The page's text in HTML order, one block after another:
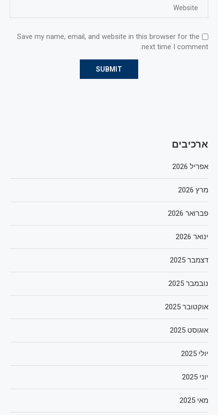
Save my name, email, and website in this browser for the
next time I comment.
ארכיבים
אפריל 2026
מרץ 2026
פברואר 2026
ינואר 2026
דצמבר 2025
נובמבר 2025
אוקטובר 2025
אוגוסט 2025
יולי 2025
יוני 2025
מאי 2025